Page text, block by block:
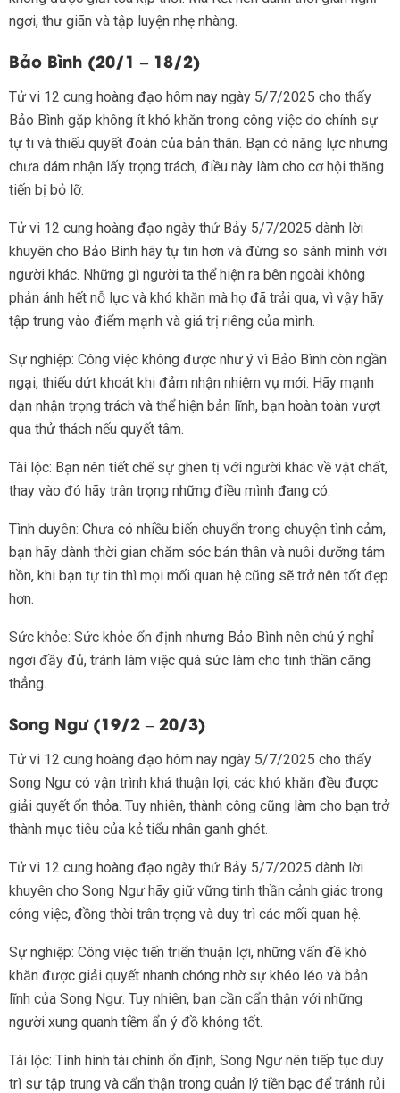
ngơi, thư giãn và tập luyện nhẹ nhàng.
Bảo Bình (20/1 – 18/2)
Tử vi 12 cung hoàng đạo hôm nay ngày 5/7/2025 cho thấy
Bảo Bình gặp không ít khó khăn trong công việc do chính sự
tự ti và thiếu quyết đoán của bản thân. Bạn có năng lực nhưng
chưa dám nhận lấy trọng trách, điều này làm cho cơ hội thăng
tiến bị bỏ lỡ.
Tử vi 12 cung hoàng đạo ngày thứ Bảy 5/7/2025 dành lời
khuyên cho Bảo Bình hãy tự tin hơn và đừng so sánh mình với
người khác. Những gì người ta thể hiện ra bên ngoài không
phản ánh hết nỗ lực và khó khăn mà họ đã trải qua, vì vậy hãy
tập trung vào điểm mạnh và giá trị riêng của mình.
Sự nghiệp: Công việc không được như ý vì Bảo Bình còn ngần
ngại, thiếu dứt khoát khi đảm nhận nhiệm vụ mới. Hãy mạnh
dạn nhận trọng trách và thể hiện bản lĩnh, bạn hoàn toàn vượt
qua thử thách nếu quyết tâm.
Tài lộc: Bạn nên tiết chế sự ghen tị với người khác về vật chất,
thay vào đó hãy trân trọng những điều mình đang có.
Tình duyên: Chưa có nhiều biến chuyển trong chuyện tình cảm,
bạn hãy dành thời gian chăm sóc bản thân và nuôi dưỡng tâm
hồn, khi bạn tự tin thì mọi mối quan hệ cũng sẽ trở nên tốt đẹp
hơn.
Sức khỏe: Sức khỏe ổn định nhưng Bảo Bình nên chú ý nghỉ
ngơi đầy đủ, tránh làm việc quá sức làm cho tinh thần căng
thẳng.
Song Ngư (19/2 – 20/3)
Tử vi 12 cung hoàng đạo hôm nay ngày 5/7/2025 cho thấy
Song Ngư có vận trình khá thuận lợi, các khó khăn đều được
giải quyết ổn thỏa. Tuy nhiên, thành công cũng làm cho bạn trở
thành mục tiêu của kẻ tiểu nhân ganh ghét.
Tử vi 12 cung hoàng đạo ngày thứ Bảy 5/7/2025 dành lời
khuyên cho Song Ngư hãy giữ vững tinh thần cảnh giác trong
công việc, đồng thời trân trọng và duy trì các mối quan hệ.
Sự nghiệp: Công việc tiến triển thuận lợi, những vấn đề khó
khăn được giải quyết nhanh chóng nhờ sự khéo léo và bản
lĩnh của Song Ngư. Tuy nhiên, bạn cần cẩn thận với những
người xung quanh tiềm ẩn ý đồ không tốt.
Tài lộc: Tình hình tài chính ổn định, Song Ngư nên tiếp tục duy
trì sự tập trung và cẩn thận trong quản lý tiền bạc để tránh rủi